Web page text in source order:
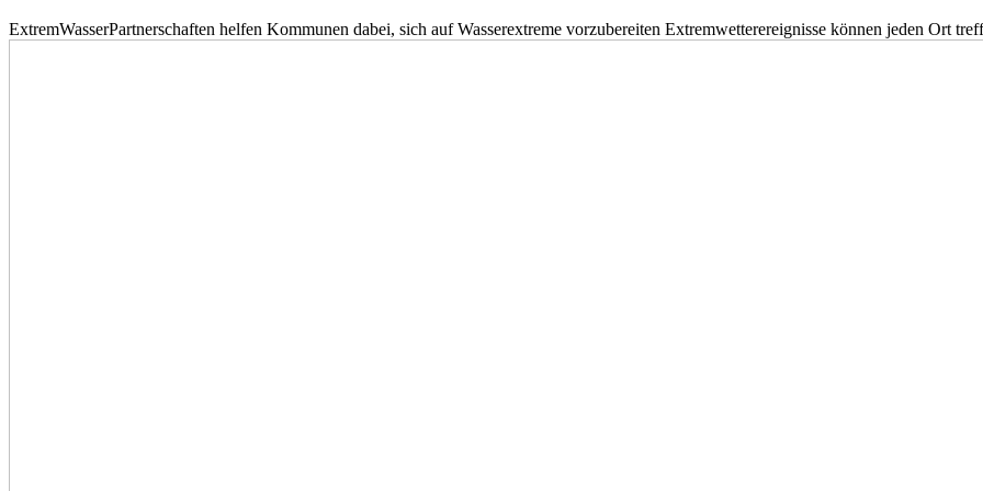
ExtremWasserPartnerschaften helfen Kommunen dabei, sich auf Wasserextreme vorzubereiten Extremwetterereignisse können jeden Ort